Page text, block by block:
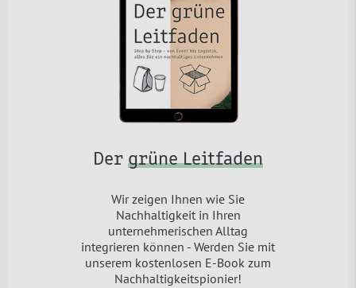
Der grüne Leitfaden
Wir zeigen Ihnen wie Sie
Nachhaltigkeit in Ihren
unternehmerischen Alltag
integrieren können - Werden Sie mit
unserem kostenlosen E-Book zum
Nachhaltigkeitspionier!